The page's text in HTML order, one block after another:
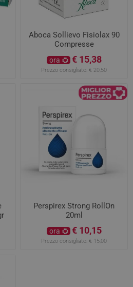
Aboca Sollievo Fisiolax 90
Compresse
ora € 15,38
Prezzo consigliato: € 20,50
Perspirex Strong RollOn
20ml
ora € 10,15
Prezzo consigliato: € 15,00